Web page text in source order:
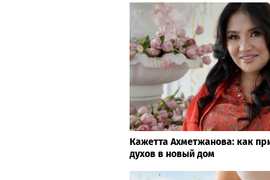
Кажетта Ахметжанова: как
духов в новый дом